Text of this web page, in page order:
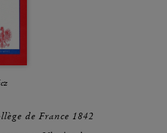
de France 1842